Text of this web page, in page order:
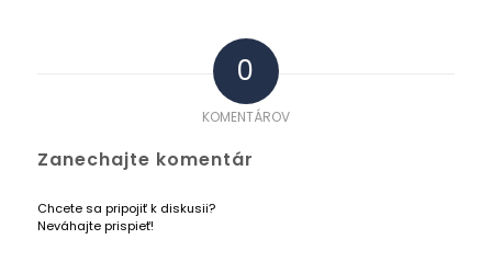
0
KOMENTÁROV
Zanechajte komentár
Chcete sa pripojiť k diskusii?
Neváhajte prispieť!